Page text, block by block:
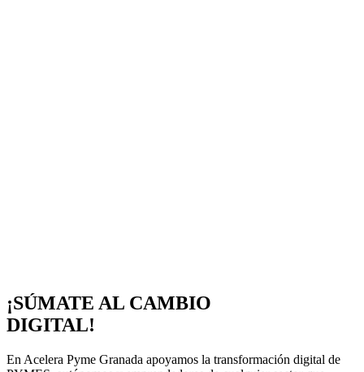
¡SÚMATE AL CAMBIO
DIGITAL!
En Acelera Pyme Granada apoyamos la transformación digital de